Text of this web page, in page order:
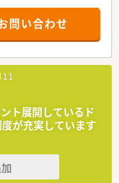
問い合わせ
ト展開しているド
が充実しています